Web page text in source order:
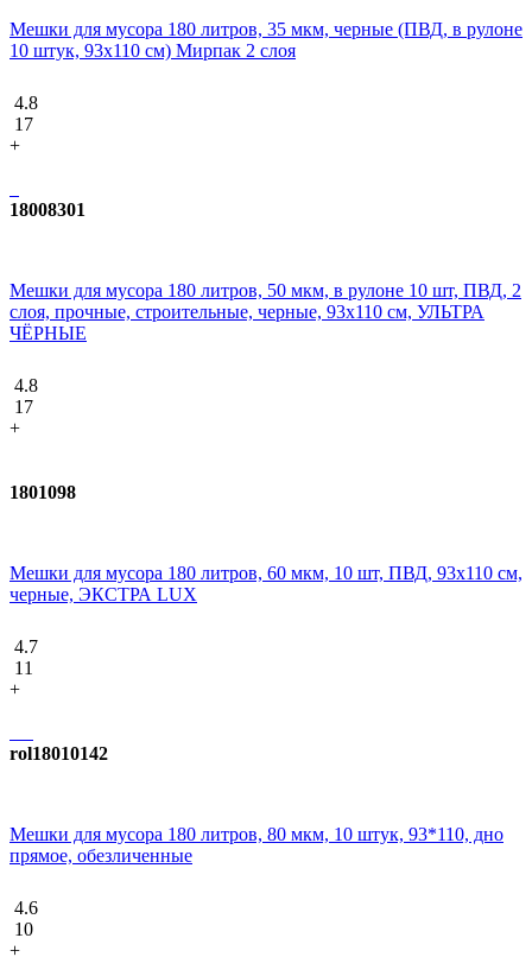
Мешки для мусора 180 литров, 35 мкм, черные (ПВД, в рулоне
10 штук, 93x110 см) Мирпак 2 слоя
4.8
17
+
18008301
Мешки для мусора 180 литров, 50 мкм, в рулоне 10 шт, ПВД, 2
слоя, прочные, строительные, черные, 93х110 см, УЛЬТРА
ЧЁРНЫЕ
4.8
17
+
1801098
Мешки для мусора 180 литров, 60 мкм, 10 шт, ПВД, 93х110 см,
черные, ЭКСТРА LUX
4.7
11
+
rol18010142
Мешки для мусора 180 литров, 80 мкм, 10 штук, 93*110, дно
прямое, обезличенные
4.6
10
+